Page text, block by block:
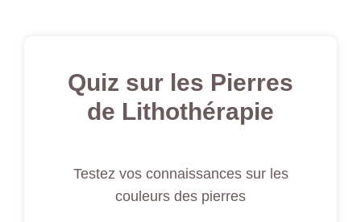
Quiz sur les Pierres
de Lithothérapie
Testez vos connaissances sur les
couleurs des pierres